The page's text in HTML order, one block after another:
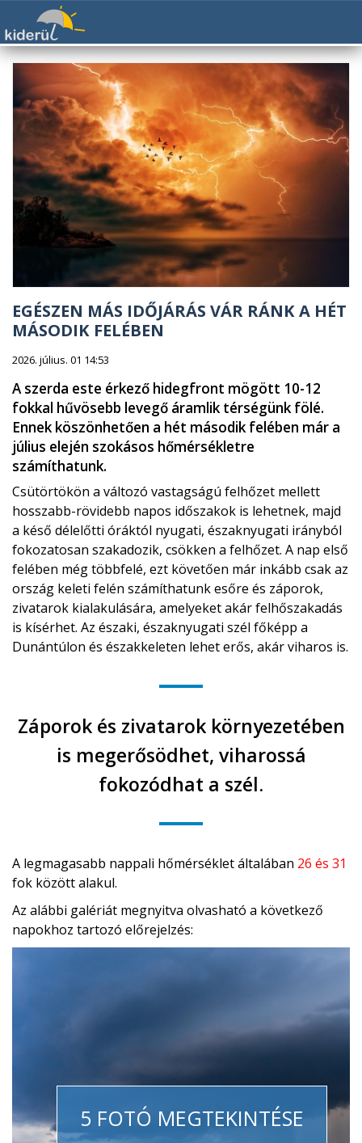
EGÉSZEN MÁS IDŐJÁRÁS VÁR RÁNK A HÉT
MÁSODIK FELÉBEN
2026. július. 01 14:53
A szerda este érkező hidegfront mögött 10-12
fokkal hűvösebb levegő áramlik térségünk fölé.
Ennek köszönhetően a hét második felében már a
július elején szokásos hőmérsékletre
számíthatunk.
Csütörtökön a változó vastagságú felhőzet mellett
hosszabb-rövidebb napos időszakok is lehetnek, majd
a késő délelőtti óráktól nyugati, északnyugati irányból
fokozatosan szakadozik, csökken a felhőzet. A nap első
felében még többfelé, ezt követően már inkább csak az
ország keleti felén számíthatunk esőre és záporok,
zivatarok kialakulására, amelyeket akár felhőszakadás
is kísérhet. Az északi, északnyugati szél főképp a
Dunántúlon és északkeleten lehet erős, akár viharos is.
Záporok és zivatarok környezetében
is megerősödhet, viharossá
fokozódhat a szél.
A legmagasabb nappali hőmérséklet általában 26 és 31
fok között alakul.
Az alábbi galériát megnyitva olvasható a következő
napokhoz tartozó előrejelzés:
5 FOTÓ MEGTEKINTÉSE